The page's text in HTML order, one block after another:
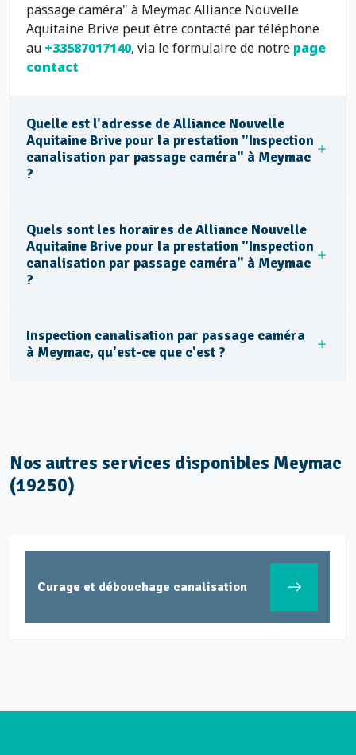
passage caméra" à Meymac Alliance Nouvelle
Aquitaine Brive peut être contacté par téléphone
au +33587017140, via le formulaire de notre page
contact
Quelle est l'adresse de Alliance Nouvelle
Aquitaine Brive pour la prestation "Inspection
canalisation par passage caméra" à Meymac
?
Quels sont les horaires de Alliance Nouvelle
Aquitaine Brive pour la prestation "Inspection
canalisation par passage caméra" à Meymac
?
Inspection canalisation par passage caméra
à Meymac, qu'est-ce que c'est ?
Nos autres services disponibles Meymac
(19250)
Curage et débouchage canalisation